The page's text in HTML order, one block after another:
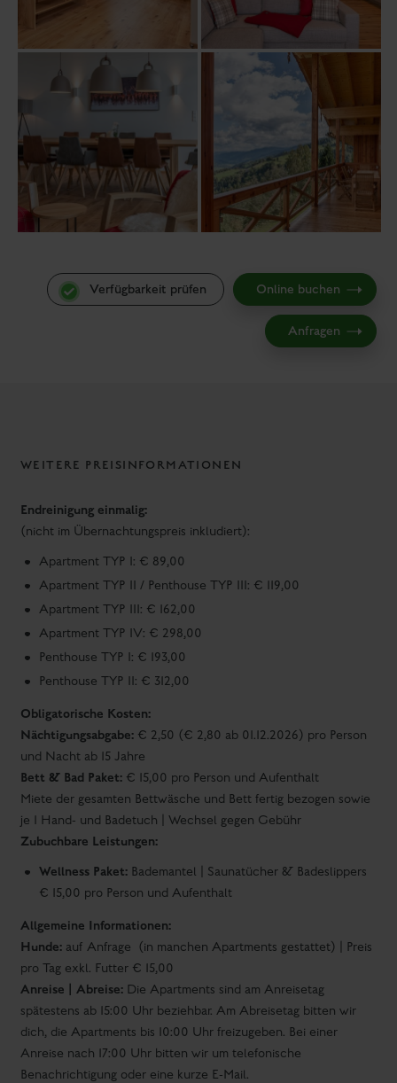
Verfügbarkeit prüfen Online buchen
Anfragen
WEITERE PREISINFORMATIONEN
Endreinigung einmalig:
(nicht im Übernachtungspreis inkludiert):
Apartment TYP I: € 89,00
Apartment TYP II / Penthouse TYP III: € 119,00
Apartment TYP III: € 162,00
Apartment TYP IV: € 298,00
Penthouse TYP I: € 193,00
Penthouse TYP II: € 312,00
Obligatorische Kosten:
Nächtigungsabgabe: € 2,50 (€ 2,80 ab 01.12.2026) pro Person
und Nacht ab 15 Jahre
Bett & Bad Paket: € 15,00 pro Person und Aufenthalt
Miete der gesamten Bettwäsche und Bett fertig bezogen sowie
je 1 Hand- und Badetuch | Wechsel gegen Gebühr
Zubuchbare Leistungen:
Wellness Paket: Bademantel | Saunatücher & Badeslippers
€ 15,00 pro Person und Aufenthalt
Allgemeine Informationen:
Hunde: auf Anfrage (in manchen Apartments gestattet) | Preis
pro Tag exkl. Futter € 15,00
Anreise | Abreise: Die Apartments sind am Anreisetag
spätestens ab 15:00 Uhr beziehbar. Am Abreisetag bitten wir
dich, die Apartments bis 10:00 Uhr freizugeben. Bei einer
Anreise nach 17:00 Uhr bitten wir um telefonische
Benachrichtigung oder eine kurze E-Mail.